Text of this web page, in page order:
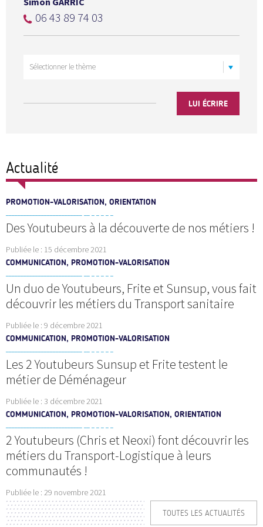
06 43 89 74 03
LUI ÉCRIRE
Actualité
PROMOTION-VALORISATION, ORIENTATION
Des Youtubeurs à la découverte de nos métiers !
Publiée le : 15 décembre 2021
COMMUNICATION, PROMOTION-VALORISATION
Un duo de Youtubeurs, Frite et Sunsup, vous fait
découvrir les métiers du Transport sanitaire
Publiée le : 9 décembre 2021
COMMUNICATION, PROMOTION-VALORISATION
Les 2 Youtubeurs Sunsup et Frite testent le
métier de Déménageur
Publiée le : 3 décembre 2021
COMMUNICATION, PROMOTION-VALORISATION, ORIENTATION
2 Youtubeurs (Chris et Neoxi) font découvrir les
métiers du Transport-Logistique à leurs
communautés !
Publiée le : 29 novembre 2021
TOUTES LES ACTUALITÉS